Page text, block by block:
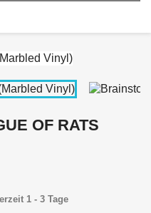
OF RATS
1 - 3 Tage